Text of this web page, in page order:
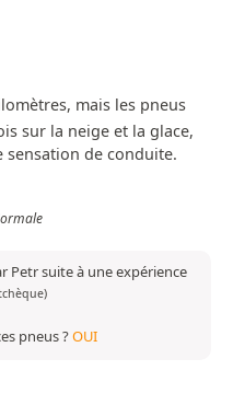
mais les pneus
sur la neige et la glace,
sensation de conduite.
Petr suite à une expérience
pneus ?OUI